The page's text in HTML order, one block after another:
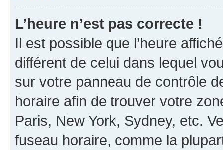
L’heure n’est pas correcte !
Il est possible que l’heure
différent de celui dans lequel
sur votre panneau de contrôle
horaire afin de trouver votre
Paris, New York, Sydney, etc.
fuseau horaire, comme la